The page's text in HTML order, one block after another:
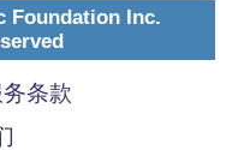
Foundation Inc.
条款